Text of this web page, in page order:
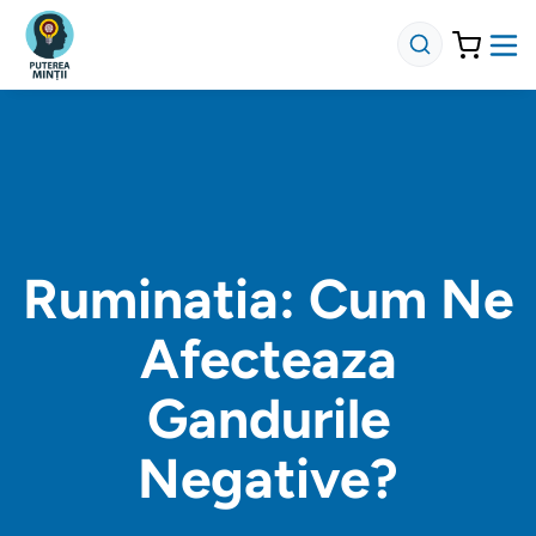
Ruminatia: Cum Ne
Afecteaza
Gandurile
Negative?